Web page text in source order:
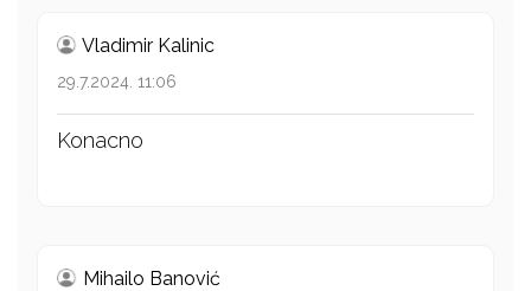
Vladimir Kalinic
29.7.2024. 11:06
Konacno
Mihailo Banović